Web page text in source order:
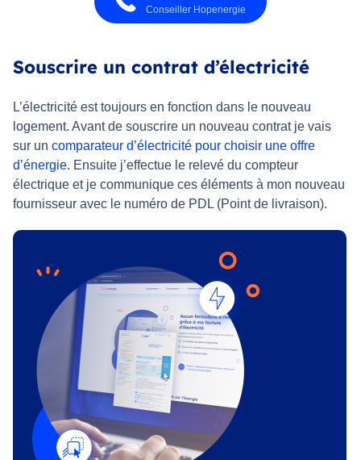
Conseiller Hopenergie
Souscrire un contrat d’électricité
L’électricité est toujours en fonction dans le nouveau
logement. Avant de souscrire un nouveau contrat je vais
sur un comparateur d’électricité pour choisir une offre
d’énergie. Ensuite j’effectue le relevé du compteur
électrique et je communique ces éléments à mon nouveau
fournisseur avec le numéro de PDL (Point de livraison).